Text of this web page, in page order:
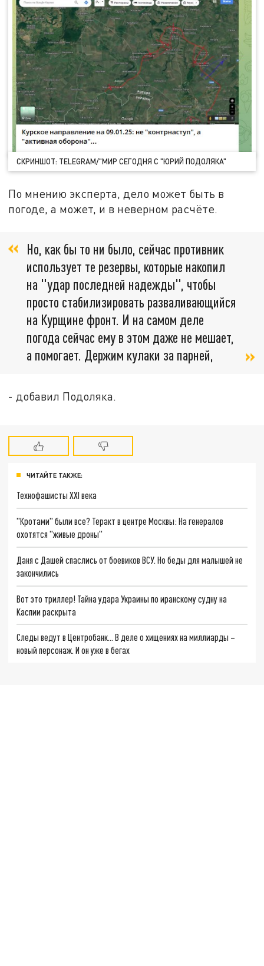
СКРИНШОТ: TELEGRAM/"МИР СЕГОДНЯ С "ЮРИЙ ПОДОЛЯКА"
По мнению эксперта, дело может быть в
погоде, а может, и в неверном расчёте.
Но, как бы то ни было, сейчас противник
использует те резервы, которые накопил
на "удар последней надежды", чтобы
просто стабилизировать разваливающийся
на Курщине фронт. И на самом деле
погода сейчас ему в этом даже не мешает,
а помогает. Держим кулаки за парней,
- добавил Подоляка.
ЧИТАЙТЕ ТАКЖЕ:
Технофашисты XXI века
"Кротами" были все? Теракт в центре Москвы: На генералов
охотятся "живые дроны"
Даня с Дашей спаслись от боевиков ВСУ. Но беды для малышей не
закончились
Вот это триллер! Тайна удара Украины по иранскому судну на
Каспии раскрыта
Следы ведут в Центробанк… В деле о хищениях на миллиарды –
новый персонаж. И он уже в бегах